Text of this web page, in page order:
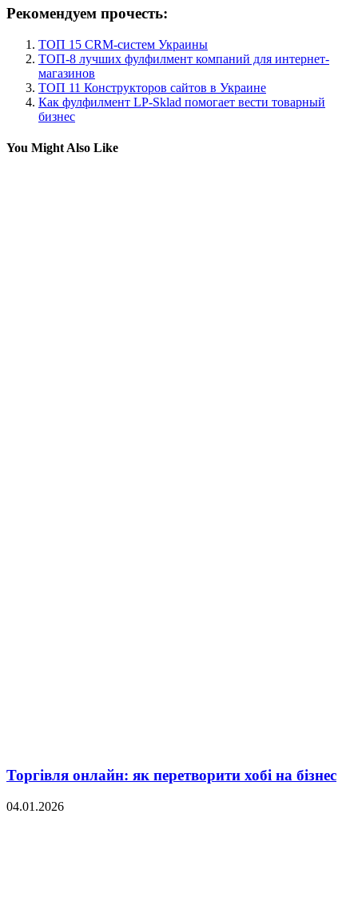
Рекомендуем прочесть:
ТОП 15 CRM-систем Украины
ТОП-8 лучших фулфилмент компаний для интернет-
магазинов
ТОП 11 Конструкторов сайтов в Украине
Как фулфилмент LP-Sklad помогает вести товарный
бизнес
You Might Also Like
Торгівля онлайн: як перетворити хобі на бізнес
04.01.2026